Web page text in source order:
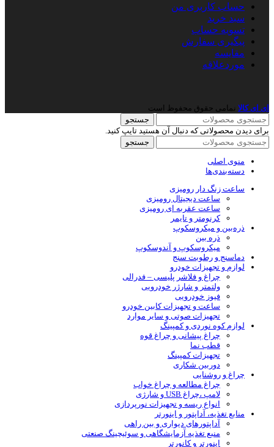
حساب کاربری من
سبد خرید
تسویه حساب
پیگیری سفارش
مقایسه
موردعلاقه
ای ای کالا نمامی حقوق محفوظ است
جستجو
برای دیدن محصولاتی که دنبال آن هستید تایپ کنید.
جستجو
منوی اصلی
دسته‌بندی‌ها
ساعت زنگ دار رومیزی
ساعت دیجیتال رومیزی
ساعت عقربه ای رومیزی
کرنومتر و تایمر
ذره‌بین و میکروسکوپ
ذره بین
میکروسکوپ و آندوسکوپ
دماسنج و رطوبت سنج
لوازم و تجهیزات خودرو
چراغ و فلاشر پلیسی – فدرالی
ولتمتر و شارژر خودرویی
فیوز خودرویی
ساعت و تجهیزات کابین خودرو
تجهیزات صوتی و سایر موارد
لوازم کوه نوردی و کمپینگ
چراغ پیشانی و چراغ قوه
قطب نما
تجهیزات کمپینگ
دوربین شکاری
چراغ و روشنایی
چراغ مطالعه و چراغ خواب
لامپ ،چراغ USB و شارژی
انواع ریسه و تجهیزات نورپردازی
منابع تغذیه، آداپتور و اینورتر
آداپتورهای دیواری و بین راهی
منبع تغذیه آزمایشگاهی و سوئیچینگ صنعتی
اینورتر و کانورتر